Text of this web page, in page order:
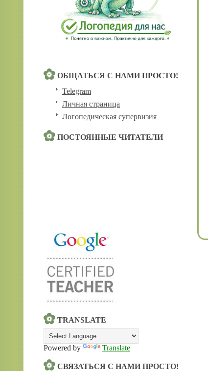
ОБЩАТЬСЯ С НАМИ ПРОСТО!
Telegram
Личная страница
Логопедическая супервизия
ПОСТОЯННЫЕ ЧИТАТЕЛИ
TRANSLATE
Powered by Translate
СВЯЗАТЬСЯ С НАМИ ПРОСТО!